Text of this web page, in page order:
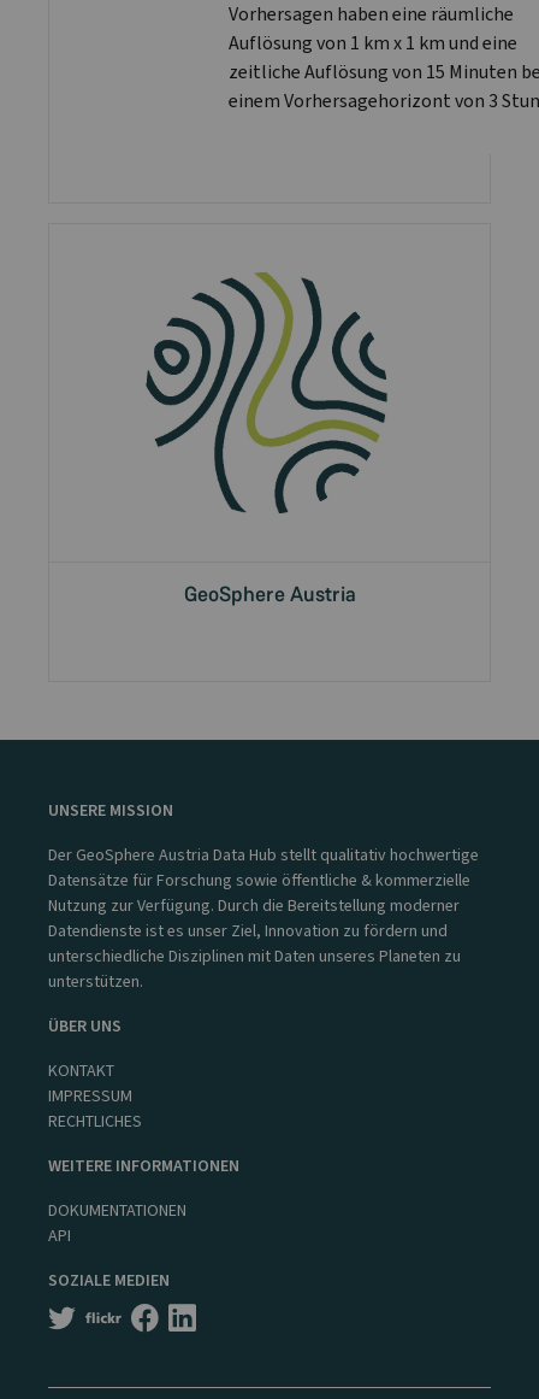
Vorhersagen haben eine räumliche
Auflösung von 1 km x 1 km und eine
zeitliche Auflösung von 15 Minuten
einem Vorhersagehorizont von 3
GeoSphere Austria
UNSERE MISSION
Der GeoSphere Austria Data Hub stellt qualitativ hochwertige
Datensätze für Forschung sowie öffentliche & kommerzielle
Nutzung zur Verfügung. Durch die Bereitstellung moderner
Datendienste ist es unser Ziel, Innovation zu fördern und
unterschiedliche Disziplinen mit Daten unseres Planeten zu
unterstützen.
ÜBER UNS
KONTAKT
IMPRESSUM
RECHTLICHES
WEITERE INFORMATIONEN
DOKUMENTATIONEN
API
SOZIALE MEDIEN